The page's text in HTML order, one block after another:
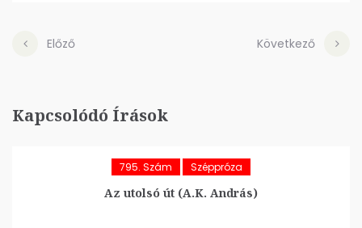
Előző Következő
Kapcsolódó Írások
795. Szám Széppróza
Az utolsó út (A.K. András)